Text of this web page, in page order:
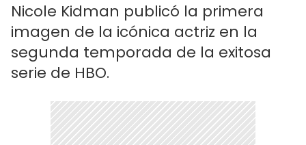
Nicole Kidman publicó la primera
imagen de la icónica actriz en la
segunda temporada de la exitosa
serie de HBO.